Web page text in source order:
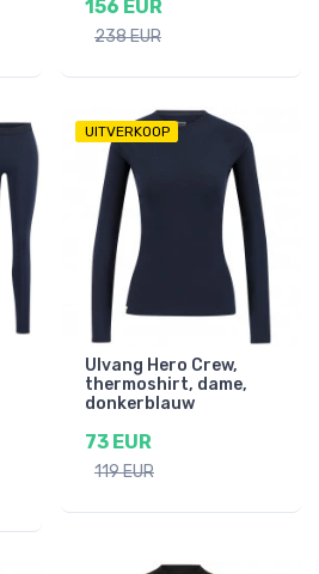
156 EUR
238 EUR
UITVERKOOP
Ulvang Hero Crew,
thermoshirt, dame,
donkerblauw
73 EUR
119 EUR